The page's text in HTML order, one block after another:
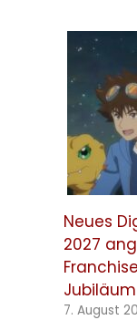
Neues
2027
7. August